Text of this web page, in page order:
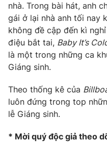
THỜI BÁO VTV
Theo dõi báo trên
Cơ quan chủ quản:
nhà. Trong bài hát, anh
gái ở lại nhà anh tối nay
không đề cập đến kì
điệu bắt tai, Baby It’s
là một trong những ca
Giáng sinh.
Theo thống kê của
luôn đứng trong top
lễ Giáng sinh.
* Mời quý độc giả theo